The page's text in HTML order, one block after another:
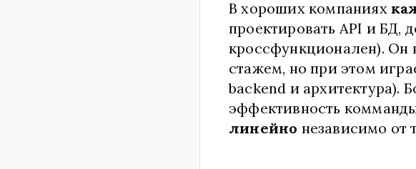
В хороших компаниях
проектировать API и БД,
кроссфункционален). Он
стажем, но при этом
backend и архитектура).
эффективность
линейно независимо от